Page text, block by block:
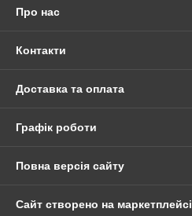
Про нас
Контакти
Доставка та оплата
Графік роботи
Повна версія сайту
Сайт створено на маркетплейсі